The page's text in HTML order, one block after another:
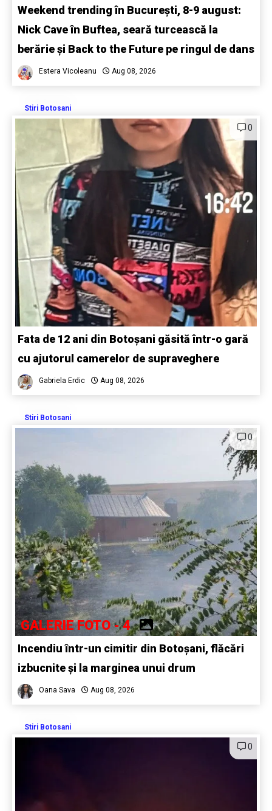
Weekend trending în București, 8-9 august:
Nick Cave în Buftea, seară turcească la
berărie și Back to the Future pe ringul de dans
Estera Vicoleanu Aug 08, 2026
Stiri Botosani
0
Fata de 12 ani din Botoșani găsită într-o gară
cu ajutorul camerelor de supraveghere
Gabriela Erdic Aug 08, 2026
Stiri Botosani
0
GALERIE FOTO - 4
Incendiu într-un cimitir din Botoșani, flăcări
izbucnite și la marginea unui drum
Oana Sava Aug 08, 2026
Stiri Botosani
0